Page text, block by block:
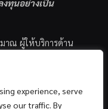
experience, serve
our traffic. By
งทุนอย่างเป็น
าณ ผู้ให้บริการด้าน
นักลงทุนไทย
ป็นระบบแบบ